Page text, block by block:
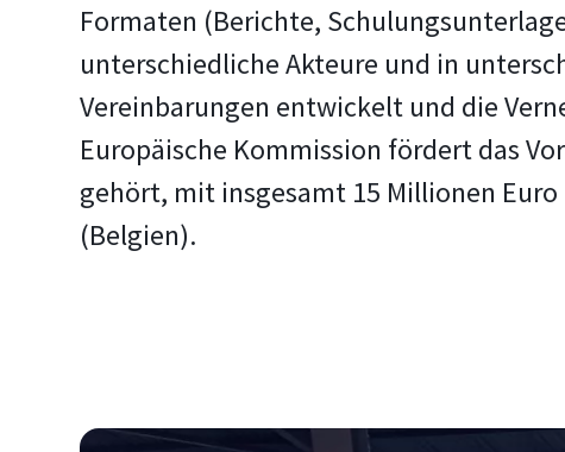
Formaten (Berichte,
unterschiedliche Akteure und in
Vereinbarungen entwickelt und die
Europäische Kommission fördert das
gehört, mit insgesamt 15 Millionen
(Belgien).